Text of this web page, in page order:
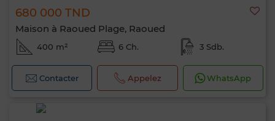
680 000 TND
Maison à Raoued Plage, Raoued
400 m² 6 Ch. 3 Sdb.
Contacter Appelez WhatsApp